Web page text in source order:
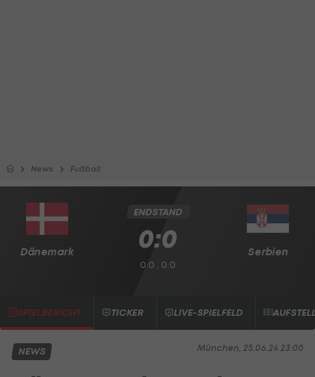
News Fußball
Dänemark Serbien
ENDSTAND
0:0
0:0 , 0:0
SPIELBERICHT TICKER LIVE-SPIELFELD
München, 25.06.24 23:00
NEWS